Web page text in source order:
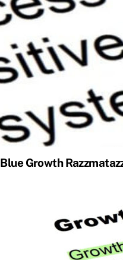
Blue Growth